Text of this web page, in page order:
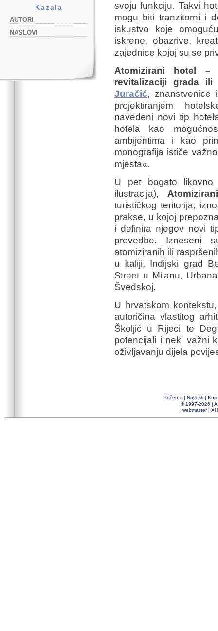
Kazala
AUTORI
NASLOVI
svoju funkciju. Takvi
mogu biti tranzitorni i
iskustvo koje
iskrene, obazrive,
zajednice kojoj su se
Atomizirani hotel
revitalizaciji grada ili
Juračić, znanstvenice
projektiranjem
navedeni novi tip
hotela kao
ambijentima i kao
monografija ističe
mjesta«.
U pet bogato likovno
ilustracija),
turističkog teritorija,
prakse, u kojoj
i definira njegov novi
provedbe. Izneseni
atomiziranih ili
u Italiji, Indijski grad
Street u Milanu,
Švedskoj.
U hrvatskom
autoričina vlastitog
Školjić u Rijeci te
potencijali i neki važni
oživljavanju dijela
Početna Novosti
© 1997-2026 |
webmaster|